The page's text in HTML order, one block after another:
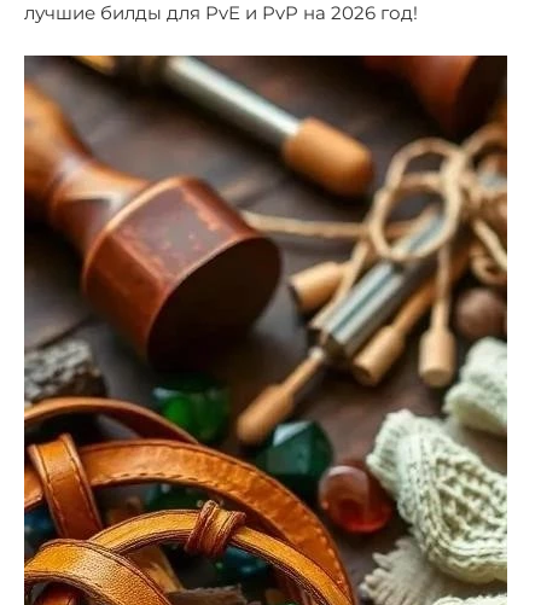
лучшие билды для PvE и PvP на 2026 год!